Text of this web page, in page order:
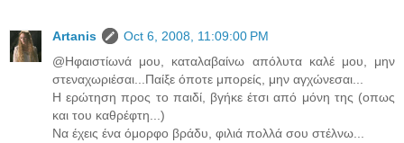
Artanis
Oct 6, 2008, 11:09:00 PM
@Ηφαιστίωνά μου, καταλαβαίνω απόλυτα καλέ μου, μην
στεναχωριέσαι...Παίξε όποτε μπορείς, μην αγχώνεσαι...
Η ερώτηση προς το παιδί, βγήκε έτσι από μόνη της (οπως
και του καθρέφτη...)
Να έχεις ένα όμορφο βράδυ, φιλιά πολλά σου στέλνω...